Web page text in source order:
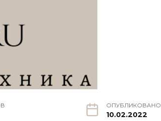
ОПУБЛИКОВАНО
10.02.2022